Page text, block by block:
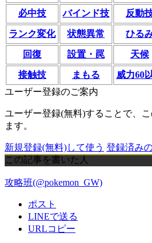
必中技 バインド技 反動
ランク変化 状態異常 ひる
回復 設置・罠 天候
接触技 まもる
威力60
ユーザー登録のご案内
ユーザー登録(無料)することで、
ます。
新規登録(無料)して使う 登録済み
この記事を書いた人
攻略班(@pokemon_GW)
ポスト
LINEで送る
URLコピー